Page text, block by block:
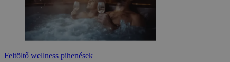
Feltöltő wellness pihenések